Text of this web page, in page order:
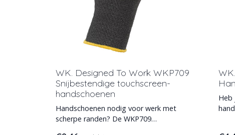
WK. Designed To Work WKP709
Snijbestendige touchscreen-
handschoenen
Handschoenen nodig voor werk met
scherpe randen? De WKP709
Heb